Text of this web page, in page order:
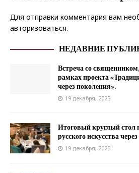
Для отправки комментария вам
авторизоваться.
НЕДАВНИЕ
Встреча со
рамках проекта
через поколения».
19 декабря, 2025
Итоговый круглый стол
русского искусства
19 декабря, 2025